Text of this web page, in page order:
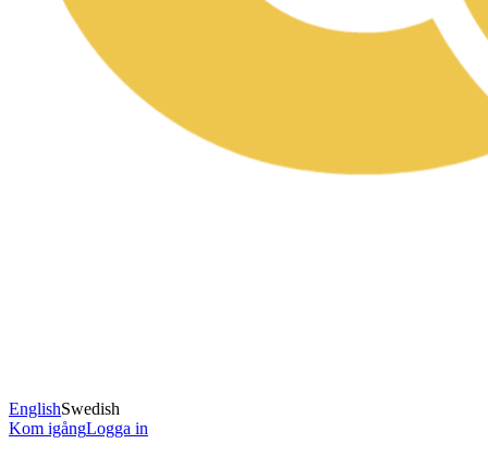
EnglishSwedish
Kom igångLogga in